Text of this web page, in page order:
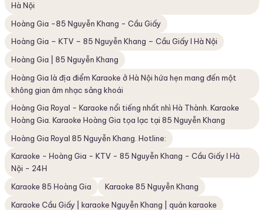
Hà Nội
Hoàng Gia -85 Nguyễn Khang - Cầu Giấy
Hoàng Gia – KTV – 85 Nguyễn Khang – Cầu Giấy I Hà Nội
Hoàng Gia | 85 Nguyễn Khang
Hoàng Gia là địa điểm Karaoke ở Hà Nội hứa hẹn mang đến một
không gian âm nhạc sảng khoái
Hoàng Gia Royal - Karaoke nổi tiếng nhất nhì Hà Thành. Karaoke
Hoàng Gia. Karaoke Hoàng Gia tọa lạc tại 85 Nguyễn Khang
Hoàng Gia Royal 85 Nguyễn Khang. Hotline:
Karaoke - Hoàng Gia - KTV - 85 Nguyễn Khang - Cầu Giấy I Hà
Nội - 24H
Karaoke 85 Hoàng Gia
Karaoke 85 Nguyễn Khang
Karaoke Cầu Giấy | karaoke Nguyễn Khang | quán karaoke